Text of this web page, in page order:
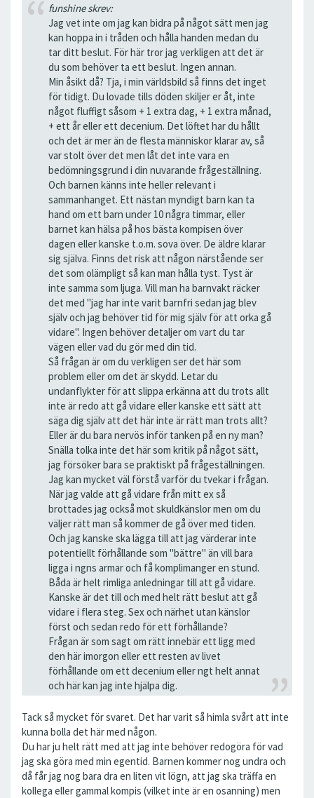
funshine skrev:
Jag vet inte om jag kan bidra på något sätt men jag
kan hoppa in i tråden och hålla handen medan du
tar ditt beslut. För här tror jag verkligen att det är
du som behöver ta ett beslut. Ingen annan.
Min åsikt då? Tja, i min världsbild så finns det inget
för tidigt. Du lovade tills döden skiljer er åt, inte
något fluffigt såsom + 1 extra dag, + 1 extra månad,
+ ett år eller ett decenium. Det löftet har du hållt
och det är mer än de flesta människor klarar av, så
var stolt över det men låt det inte vara en
bedömningsgrund i din nuvarande frågeställning.
Och barnen känns inte heller relevant i
sammanhanget. Ett nästan myndigt barn kan ta
hand om ett barn under 10 några timmar, eller
barnet kan hälsa på hos bästa kompisen över
dagen eller kanske t.o.m. sova över. De äldre klarar
sig själva. Finns det risk att någon närstående ser
det som olämpligt så kan man hålla tyst. Tyst är
inte samma som ljuga. Vill man ha barnvakt räcker
det med "jag har inte varit barnfri sedan jag blev
själv och jag behöver tid för mig själv för att orka gå
vidare". Ingen behöver detaljer om vart du tar
vägen eller vad du gör med din tid.
Så frågan är om du verkligen ser det här som
problem eller om det är skydd. Letar du
undanflykter för att slippa erkänna att du trots allt
inte är redo att gå vidare eller kanske ett sätt att
säga dig själv att det här inte är rätt man trots allt?
Eller är du bara nervös inför tanken på en ny man?
Snälla tolka inte det här som kritik på något sätt,
jag försöker bara se praktiskt på frågeställningen.
Jag kan mycket väl förstå varför du tvekar i frågan.
När jag valde att gå vidare från mitt ex så
brottades jag också mot skuldkänslor men om du
väljer rätt man så kommer de gå över med tiden.
Och jag kanske ska lägga till att jag värderar inte
potentiellt förhållande som "bättre" än vill bara
ligga i ngns armar och få komplimanger en stund.
Båda är helt rimliga anledningar till att gå vidare.
Kanske är det till och med helt rätt beslut att gå
vidare i flera steg. Sex och närhet utan känslor
först och sedan redo för ett förhållande?
Frågan är som sagt om rätt innebär ett ligg med
den här imorgon eller ett resten av livet
förhållande om ett decenium eller ngt helt annat
och här kan jag inte hjälpa dig.
Tack så mycket för svaret. Det har varit så himla svårt att inte
kunna bolla det här med någon.
Du har ju helt rätt med att jag inte behöver redogöra för vad
jag ska göra med min egentid. Barnen kommer nog undra och
då får jag nog bara dra en liten vit lögn, att jag ska träffa en
kollega eller gammal kompis (vilket inte är en osanning) men